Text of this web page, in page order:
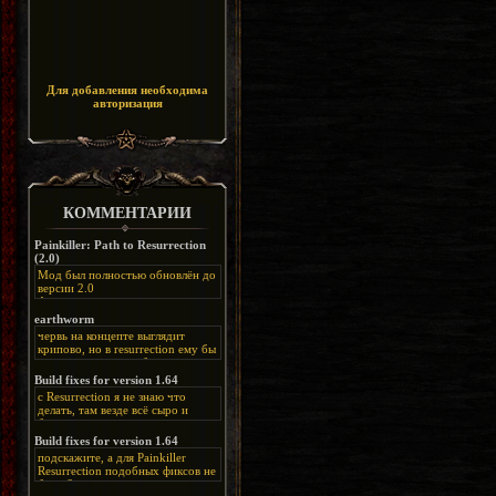
Для добавления необходима
авторизация
КОММЕНТАРИИ
Painkiller: Path to Resurrection
(2.0)
Мод был полностью обновлён до
версии 2.0
Альтернативная
ссылка:
FzzDkRlC8Q
earthworm
червь на концепте выглядит
крипово, но в resurrection ему бы
нашлось место, особенно в
каких-нибудь подземных
катакомбах. жаль, что половину
задумок там вырезали, зато и
рпгшности меньше. build fixes
спасибо что перезалили на
яндекс. а вот в комментах на
сайте у меня пару раз вылезала
левая вставка
Build fixes for version 1.64
с Resurrection я не знаю что
делать, там везде всё сыро и
баговано, от чего и заниматься
этим не хочется, тут либо играть
как есть или искать патчи для
этого дополнения на moddb,
либо же на крайняк играть мод
Build fixes for version 1.64
подскажите, а для Painkiller
Resurrection подобных фиксов не
будет?